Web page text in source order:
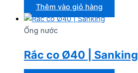
Thêm vào giỏ hàng
Ống nước
Rắc co Ø40 | Sanking